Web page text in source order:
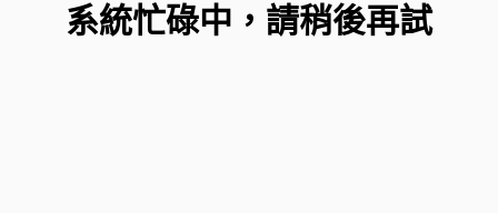
系統忙碌中，請稍後再試